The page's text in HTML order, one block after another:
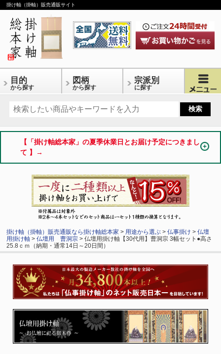
掛け軸（掛軸）販売通販サイト
目的
から探す
図柄
から探す
宗派別
に探す
【「掛け軸総本家」の夏季休業日とお届け予定につきまし
て 】→
掛け軸（掛軸）販売通販なら掛け軸総本家 > 用途から選ぶ >仏事掛け >仏壇
用掛け軸 >仏壇用 曹洞宗 > 仏壇用掛け軸【30代用】曹洞宗 3幅セット●高さ
25.8ｃｍ（納期・通常14日～20日間）